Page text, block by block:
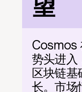
望
Cosmos
势头进入
区块链基
长。市场